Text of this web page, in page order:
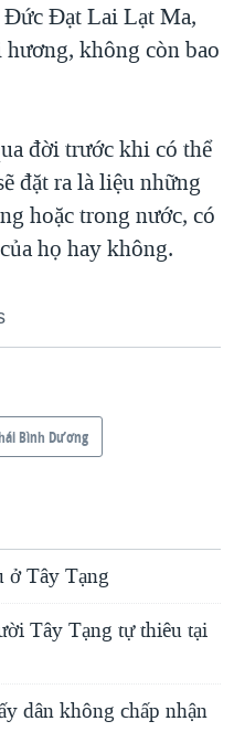
Đạt Lai Lạt Ma,
không còn bao
đời trước khi có thể
đặt ra là liệu những
hoặc trong nước, có
họ hay không.
Bình Dương
ở Tây Tạng
Tây Tạng tự thiêu tại
dân không chấp nhận